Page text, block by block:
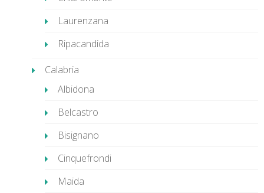
Laurenzana
Ripacandida
Calabria
Albidona
Belcastro
Bisignano
Cinquefrondi
Maida